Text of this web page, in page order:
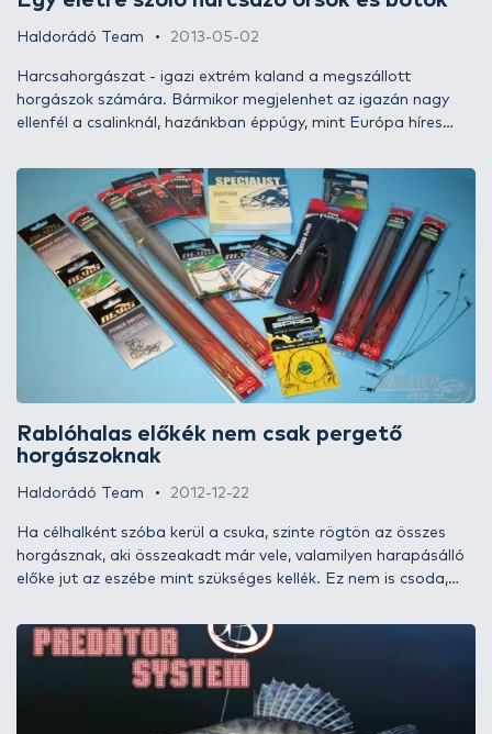
Haldorádó Team 2013-05-02
Harcsahorgászat - igazi extrém kaland a megszállott
horgászok számára. Bármikor megjelenhet az igazán nagy
ellenfél a csalinknál, hazánkban éppúgy, mint Európa híres
egy komoly kihívás mind a horgásznak, mind a felszerelésnek,
hogy sikerül-e legyőzni a nemes ellenfelet! Hogy a felszerelés
oldaláról ne legyen hiányosság, hadd mutassuk most be a
harcsavadászoknak a Rhino által készített Black Cat botokat,
valamint a Fin-Nor harcsázó orsókat, amelyeket már
megtalálhatnak az áruházunk kínálatában!
Rablóhalas előkék nem csak pergető
horgászoknak
Haldorádó Team 2012-12-22
Ha célhalként szóba kerül a csuka, szinte rögtön az összes
horgásznak, aki összeakadt már vele, valamilyen harapásálló
előke jut az eszébe mint szükséges kellék. Ez nem is csoda,
fogai mellett szájszélének csontlemezei is roppant élesek.
Ebben a cikkben - a teljesség igénye nélkül - bemutatunk
néhány olyan előkét, ami kiváló pergetésre, de mutatunk olyat
is, ami sokkal inkább az élőhalas horgászathoz javasolt.